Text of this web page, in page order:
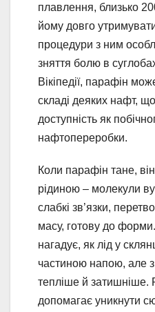
плавлення, близько
йому довго
процедури з ним
зняття болю в
Вікіпедії, парафін
складі деяких нафт,
доступність як
нафтопереробки.
Коли парафін тане,
рідиною – молекули
слабкі зв’язки,
масу, готову до
нагадує, як лід у
частиною напою, але
тепліше й затишніше.
допомагає уникнути